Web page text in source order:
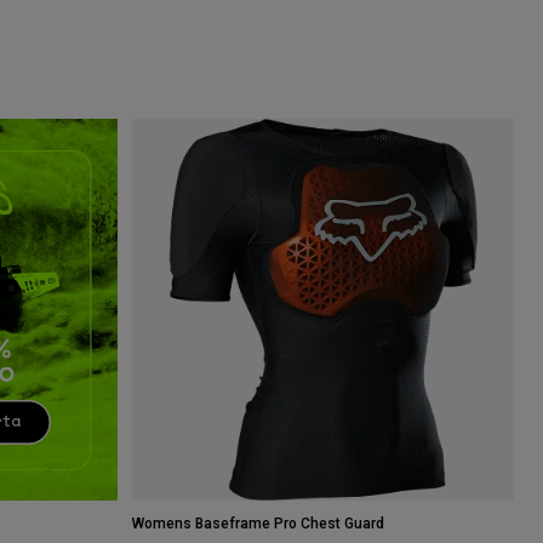
Womens Baseframe Pro Chest Guard